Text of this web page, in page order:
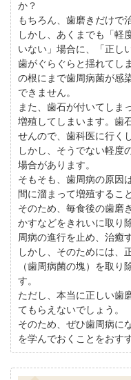
か？
もちろん、歯磨きだけで
しかし、あくまでも「軽
いない」場合に、「正し
歯がぐらぐらと揺れてし
の根にまで歯周病菌が感
できません。
また、歯石が付いてしま
増殖してしまいます。歯
せんので、歯科医に行く
しかし、そうでない軽度
場合があります。
そもそも、歯周病の原因
間に溜まって増殖するこ
そのため、毎食後の歯磨
かすなどをきれいに取り
周病の進行を止め、治癒
しかし、そのためには、
（歯周病菌の塊）を取
す。
ただし、本当に正しい歯
てもらえないでしょう。
そのため、ぜひ歯周病に
を学んでおくことをおす